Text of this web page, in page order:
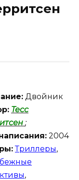
Двойник
Тесс
;
2004
Триллеры,
,